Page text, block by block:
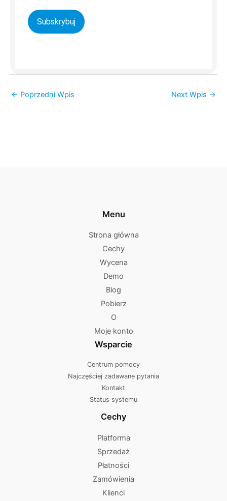
Subskrybuj
← Poprzedni Wpis Next Wpis →
Menu
Strona główna
Cechy
Wycena
Demo
Blog
Pobierz
O
Moje konto
Wsparcie
Centrum pomocy
Najczęściej zadawane pytania
Kontakt
Status systemu
Cechy
Platforma
Sprzedaż
Płatności
Zamówienia
Klienci